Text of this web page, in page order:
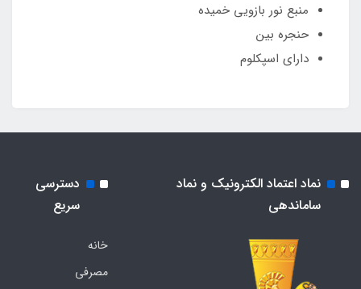
منبع نور بازویی خمیده
حنجره بین
دارای اسپکلوم
نماد اعتماد الکترونیک و نماد
ساماندهی
دسترسی
سریع
خانه
مصرفی